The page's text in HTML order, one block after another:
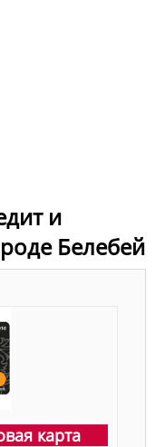
и
Белебей
карта